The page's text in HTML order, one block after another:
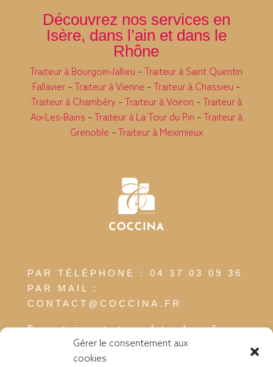
Gérer le consentement aux
cookies
Découvrez nos services en
Isère, dans l’ain et dans le
Rhône
Traiteur à Bourgoin-Jallieu –
Traiteur à Saint Quentin
Fallavier – Traiteur à Vienne – Traiteur à Chassieu –
Traiteur à Chambéry– Traiteur à Voiron –
Traiteur à
Aix-Les-Bains – Traiteur à La Tour du Pin –
Traiteur à
Grenoble – Traiteur à Meximieux
PAR TÉLÉPHONE : 04 37 03 09 36
PAR MAIL :
CONTACT@COCCINA.FR
Pour optimiser votre temps de travail, concilier vos
réunions et la pause déjeuner avec vos
collaborateurs, clients ou fournisseurs, pensez aux